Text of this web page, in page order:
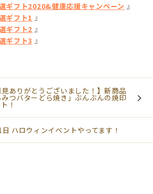
ギフト2020&健康応援キャンペーン 』
ギフト1 』
ギフト2 』
ギフト3 』
見ありがとうございました！】新商品
みつバターどら焼き」ぶんぶんの焼印
！
ハロウィンイベントやってます！